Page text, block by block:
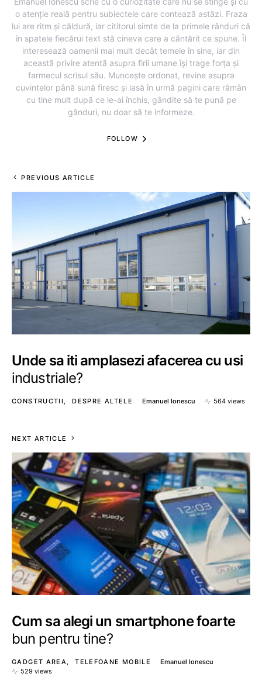
o atenție reală pentru subiectele care contează astăzi. Fraza
lui are ritm și căldură, iar cititorul simte de la primele rânduri că
în spatele fiecărui text stă cineva care a cântărit ce spune. Îl
interesează oamenii mai mult decât temele în sine, iar din
această privire atentă asupra firii umane își trage forța și
farmecul scrisul său. Muncește ordonat, revine asupra
cuvintelor până sună firesc și lasă în urmă pagini care rămân
cu tine mult după ce le-ai închis, gândite să te pună pe
gânduri, nu doar să te informeze.
FOLLOW
PREVIOUS ARTICLE
Unde sa iti amplasezi afacerea cu usi
industriale?
CONSTRUCTII DESPRE ALTELE Emanuel Ionescu 564 views
NEXT ARTICLE
Cum sa alegi un smartphone foarte
bun pentru tine?
GADGET AREA TELEFOANE MOBILE
Emanuel Ionescu
529 views